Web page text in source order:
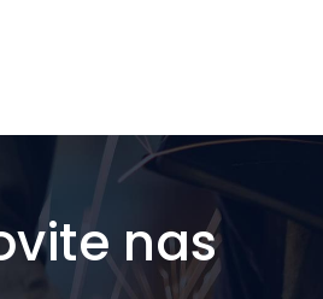
nas